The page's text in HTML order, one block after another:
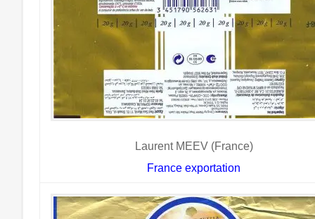
Laurent MEEV (France)
France exportation